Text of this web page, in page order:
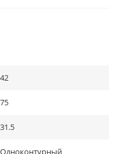
42
75
31.5
Одноконтурный